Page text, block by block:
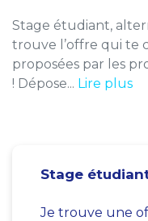
Stage étudiant,
trouve l’offre qui te
proposées par les
! Dépose... Lire plus
Stage
Je trouve une